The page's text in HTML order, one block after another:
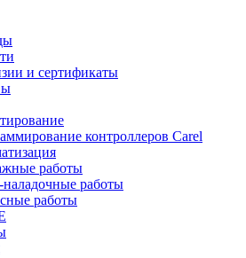
и сертификаты
контроллеров Carel
работы
работы
работы